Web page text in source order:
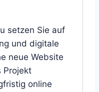
setzen Sie auf
und digitale
neue Website
Projekt
online